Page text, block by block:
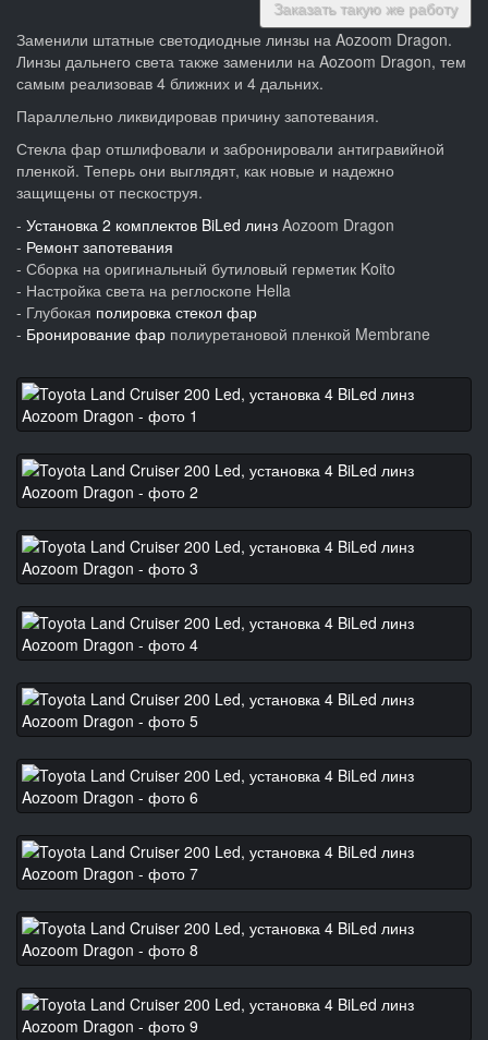
Заказать такую же работу
Заменили штатные светодиодные линзы на Aozoom Dragon.
Линзы дальнего света также заменили на Aozoom Dragon, тем
самым реализовав 4 ближних и 4 дальних.
Параллельно ликвидировав причину запотевания.
Стекла фар отшлифовали и забронировали антигравийной
пленкой. Теперь они выглядят, как новые и надежно
защищены от пескоструя.
- Установка 2 комплектов BiLed линз Aozoom Dragon
- Ремонт запотевания
- Сборка на оригинальный бутиловый герметик Koito
- Настройка света на реглоскопе Hella
- Глубокая полировка стекол фар
- Бронирование фар полиуретановой пленкой Membrane